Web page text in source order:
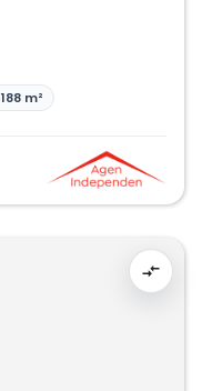
188 m²